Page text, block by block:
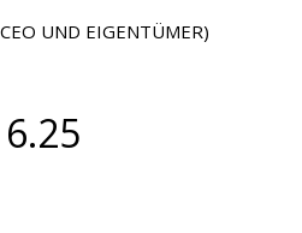
UND EIGENTÜMER)